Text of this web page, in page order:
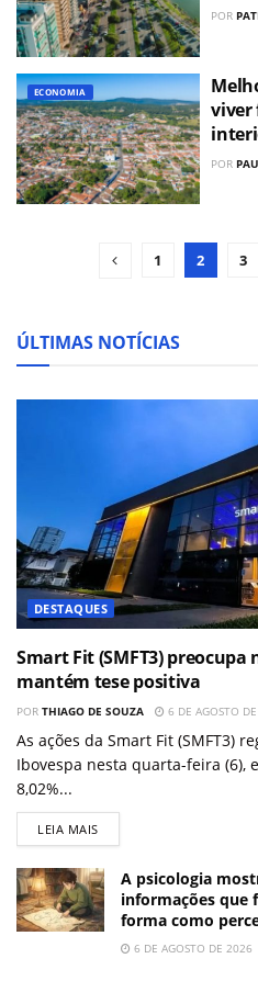
POR
ECONOMIA
viver
POR
1 2 3
ÚLTIMAS NOTÍCIAS
DESTAQUES
Smart Fit (SMFT3) preocupa
mantém tese positiva
POR THIAGO DE SOUZA 6 DE AGOSTO
As ações da Smart Fit (SMFT3)
Ibovespa nesta quarta-feira (6),
8,02%...
LEIA MAIS
A psicologia
informações que
forma como
6 DE AGOSTO DE 2026